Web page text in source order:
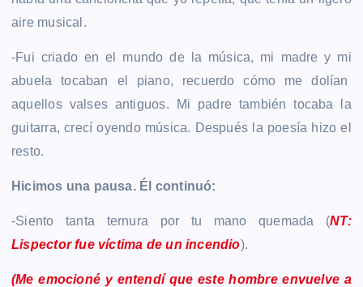
aire musical.
-Fui criado en el mundo de la música, mi madre y mi
abuela tocaban el piano, recuerdo cómo me dolían
aquellos valses antiguos. Mi padre también tocaba la
guitarra, crecí oyendo música. Después la poesía hizo el
resto.
Hicimos una pausa. Él continuó:
-Siento tanta ternura por tu mano quemada (NT:
Lispector fue víctima de un incendio).
(Me emocioné y entendí que este hombre envuelve a